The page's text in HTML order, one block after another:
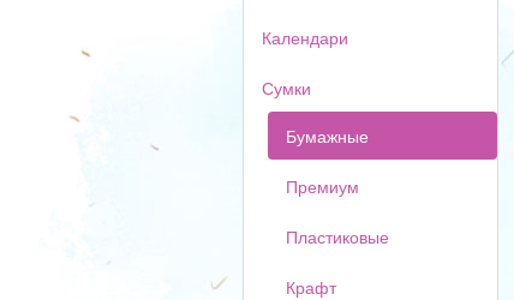
Календари
Сумки
Бумажные
Премиум
Пластиковые
Крафт